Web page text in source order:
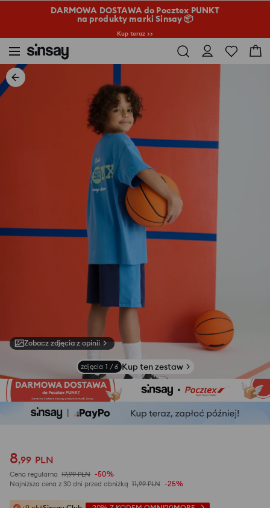
DARMOWA DOSTAWA do Pocztex PUNKT
na produkty marki Sinsay 📦
Kup teraz >>
Zobacz zdjęcia z opinii
zdjęcia 1 / 6 Kup ten zestaw
8,99 PLN
Cena regularna 17,99 PLN -50%
Najniższa cena z 30 dni przed obniżką 11,99 PLN -25%